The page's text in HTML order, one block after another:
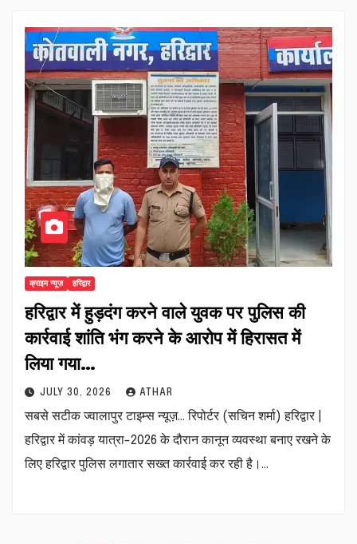
क्राइम न्यूज़ हरिद्वार
हरिद्वार में हुड़दंग करने वाले युवक पर पुलिस की
कार्रवाई शांति भंग करने के आरोप में हिरासत में
लिया गया…
JULY 30, 2026 ATHAR
सबसे सटीक ज्वालापुर टाइम्स न्यूज़… रिपोर्टर (सचिन शर्मा) हरिद्वार |
हरिद्वार में कांवड़ यात्रा-2026 के दौरान कानून व्यवस्था बनाए रखने के
लिए हरिद्वार पुलिस लगातार सख्त कार्रवाई कर रही है।…